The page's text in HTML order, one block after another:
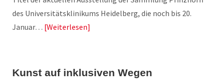
des Universitätsklinikums Heidelberg, die noch bis 20.
Januar… Weiterlesen
Kunst auf inklusiven Wegen